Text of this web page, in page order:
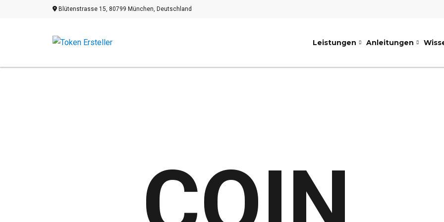
Blütenstrasse 15, 80799 München, Deutschland
Leistungen Anleitungen